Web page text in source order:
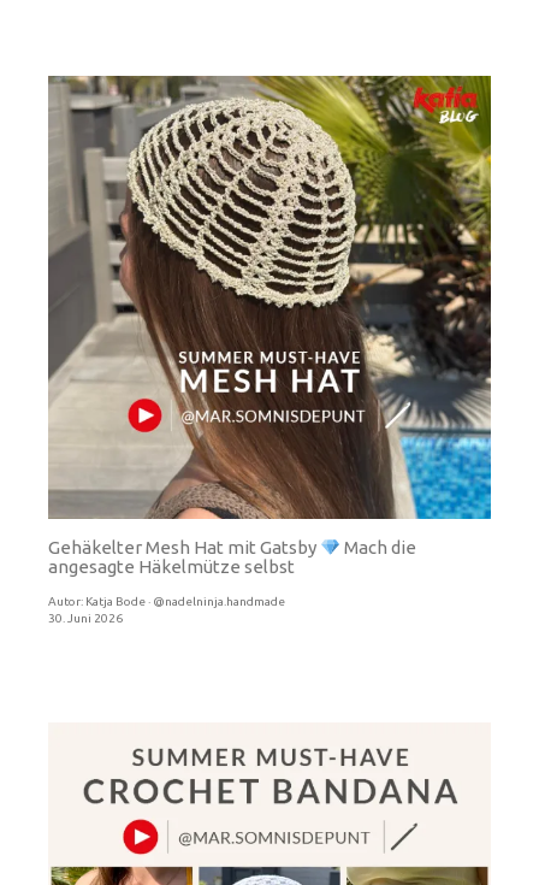
Gehäkelter Mesh Hat mit Gatsby
Mach die
angesagte Häkelmütze selbst
Autor: Katja Bode · @nadelninja.handmade
30. Juni 2026